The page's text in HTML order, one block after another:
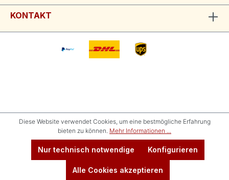
KONTAKT
Diese Website verwendet Cookies, um eine bestmögliche Erfahrung
bieten zu können. Mehr Informationen ...
Nur technisch notwendige Konfigurieren
Alle Cookies akzeptieren